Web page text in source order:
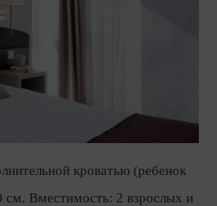
кроватью (ребенок
см. Вместимость: 2 взрослых и